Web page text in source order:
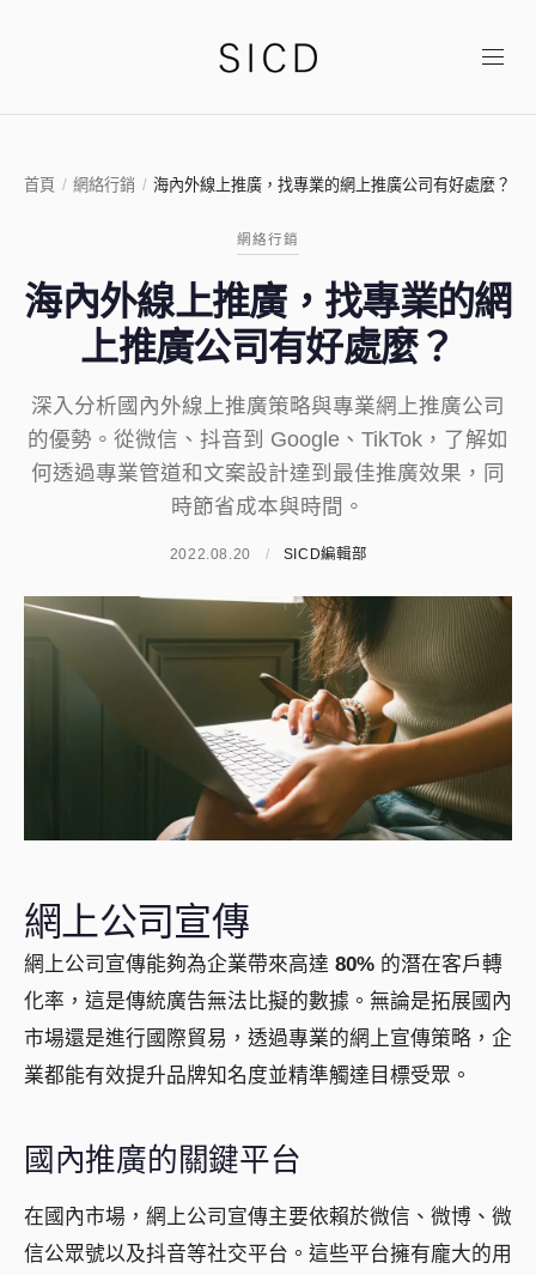
首頁 / 網絡行銷 / 海內外線上推廣，找專業的網上推廣公司有好處麼？
網絡行銷
海內外線上推廣，找專業的網
上推廣公司有好處麼？
深入分析國內外線上推廣策略與專業網上推廣公司
的優勢。從微信、抖音到 Google、TikTok，了解如
何透過專業管道和文案設計達到最佳推廣效果，同
時節省成本與時間。
2022.08.20 / SICD編輯部
網上公司宣傳
網上公司宣傳能夠為企業帶來高達 80% 的潛在客戶轉
化率，這是傳統廣告無法比擬的數據。無論是拓展國內
市場還是進行國際貿易，透過專業的網上宣傳策略，企
業都能有效提升品牌知名度並精準觸達目標受眾。
國內推廣的關鍵平台
在國內市場，網上公司宣傳主要依賴於微信、微博、微
信公眾號以及抖音等社交平台。這些平台擁有龐大的用